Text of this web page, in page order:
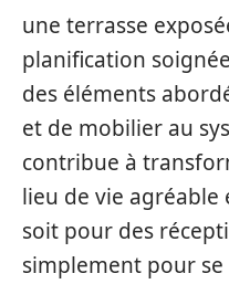
une terrasse
planification
des éléments
et de mobilier au
contribue à
lieu de vie agréable
soit pour des
simplement pour